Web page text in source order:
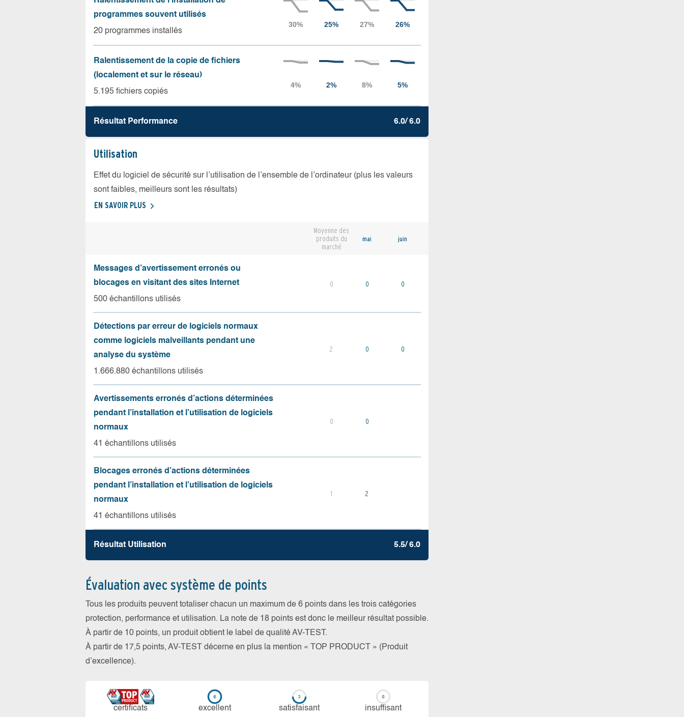
programmes souvent utilisés
20 programmes installés
Ralentissement de la copie de fichiers
(localement et sur le réseau)
5.195 fichiers copiés
Résultat Performance 6.0/ 6.0
Utilisation
Effet du logiciel de sécurité sur l’utilisation de l’ensemble de l’ordinateur (plus les valeurs
sont faibles, meilleurs sont les résultats)
EN SAVOIR PLUS
Moyenne des
produits du
marché
mai juin
Messages d’avertissement erronés ou
blocages en visitant des sites Internet
500 échantillons utilisés
0 0 0
Détections par erreur de logiciels normaux
comme logiciels malveillants pendant une
analyse du système
1.666.880 échantillons utilisés
2 0 0
Avertissements erronés d’actions déterminées
pendant l’installation et l’utilisation de logiciels
normaux
41 échantillons utilisés
0 0
Blocages erronés d’actions déterminées
pendant l’installation et l’utilisation de logiciels
normaux
41 échantillons utilisés
1 2
Résultat Utilisation 5.5/ 6.0
Évaluation avec système de points
Tous les produits peuvent totaliser chacun un maximum de 6 points dans les trois catégories
protection, performance et utilisation. La note de 18 points est donc le meilleur résultat possible.
À partir de 10 points, un produit obtient le label de qualité AV-TEST.
À partir de 17,5 points, AV-TEST décerne en plus la mention « TOP PRODUCT » (Produit
d’excellence).
certi­ficats ex­cellent sa­tis­fai­sant in­suf­fi­sant